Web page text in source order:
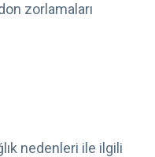
zorlamaları
nedenleri ile ilgili